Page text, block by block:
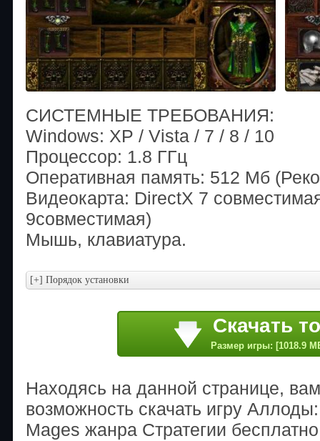
СИСТЕМНЫЕ ТРЕБОВАНИЯ:
Windows: XP / Vista / 7 / 8 / 10
Процессор: 1.8 ГГц
Оперативная память: 512 Мб
Видеокарта: DirectX 7
9совместимая)
Мышь, клавиатура.
Скачать
Размер игры: [1018.9
Находясь на данной странице,
возможность скачать игру
Mages жанра Стратегии